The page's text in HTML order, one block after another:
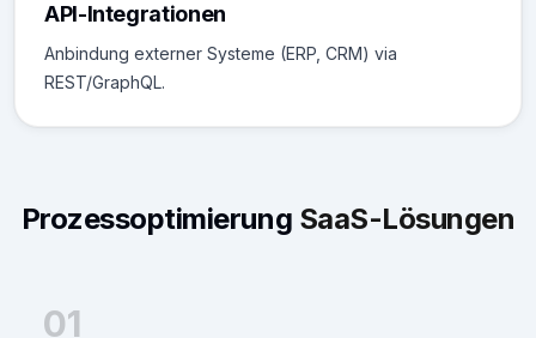
API-Integrationen
Anbindung externer Systeme (ERP, CRM) via
REST/GraphQL.
Prozessoptimierung SaaS-Lösungen
01